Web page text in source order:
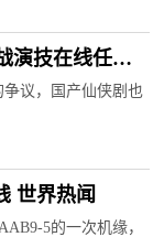
演技在线任敏
议，国产仙侠剧也
世界热闻
5的一次机缘，